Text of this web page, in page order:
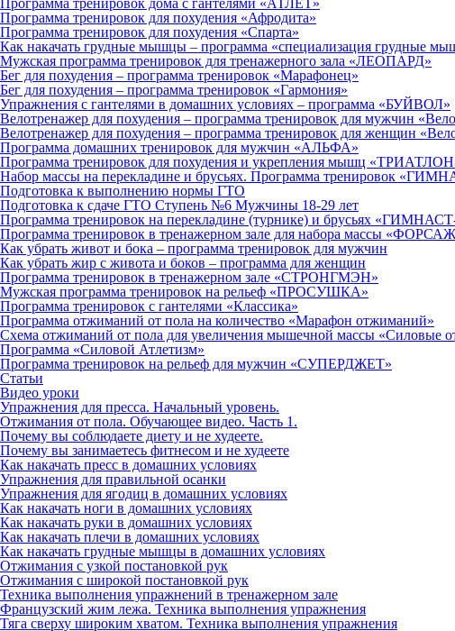
Программа тренировок дома с гантелями «АТЛЕТ»
Программа тренировок для похудения «Афродита»
Программа тренировок для похудения «Спарта»
Как накачать грудные мышцы – программа «специализация грудные
Мужская программа тренировок для тренажерного зала «ЛЕОПАРД»
Бег для похудения – программа тренировок «Марафонец»
Бег для похудения – программа тренировок «Гармония»
Упражнения с гантелями в домашних условиях – программа «БУЙВОЛ»
Велотренажер для похудения – программа тренировок для мужчин
Велотренажер для похудения – программа тренировок для женщин
Программа домашних тренировок для мужчин «АЛЬФА»
Программа тренировок для похудения и укрепления мышц
Набор массы на перекладине и брусьях. Программа тренировок
Подготовка к выполнению нормы ГТО
Подготовка к сдаче ГТО Ступень №6 Мужчины 18-29 лет
Программа тренировок на перекладине (турнике) и брусьях
Программа тренировок в тренажерном зале для набора массы
Как убрать живот и бока – программа тренировок для мужчин
Как убрать жир с живота и боков – программа для женщин
Программа тренировок в тренажерном зале «СТРОНГМЭН»
Мужская программа тренировок на рельеф «ПРОСУШКА»
Программа тренировок с гантелями «Классика»
Программа отжиманий от пола на количество «Марафон отжиманий»
Схема отжиманий от пола для увеличения мышечной массы «Силовые
Программа «Силовой Атлетизм»
Программа тренировок на рельеф для мужчин «СУПЕРДЖЕТ»
Cтатьи
Видео уроки
Упражнения для пресса. Начальный уровень.
Отжимания от пола. Обучающее видео. Часть 1.
Почему вы соблюдаете диету и не худеете.
Почему вы занимаетесь фитнесом и не худеете
Как накачать пресс в домашних условиях
Упражнения для правильной осанки
Упражнения для ягодиц в домашних условиях
Как накачать ноги в домашних условиях
Как накачать руки в домашних условиях
Как накачать плечи в домашних условиях
Как накачать грудные мышцы в домашних условиях
Отжимания с узкой постановкой рук
Отжимания с широкой постановкой рук
Техника выполнения упражнений в тренажерном зале
Французский жим лежа. Техника выполнения упражнения
Тяга сверху широким хватом. Техника выполнения упражнения